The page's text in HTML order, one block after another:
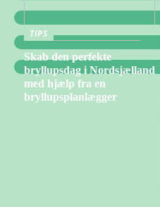
TIPS
Skab den perfekte
bryllupsdag i Nordsjælland
med hjælp fra en
bryllupsplanlægger